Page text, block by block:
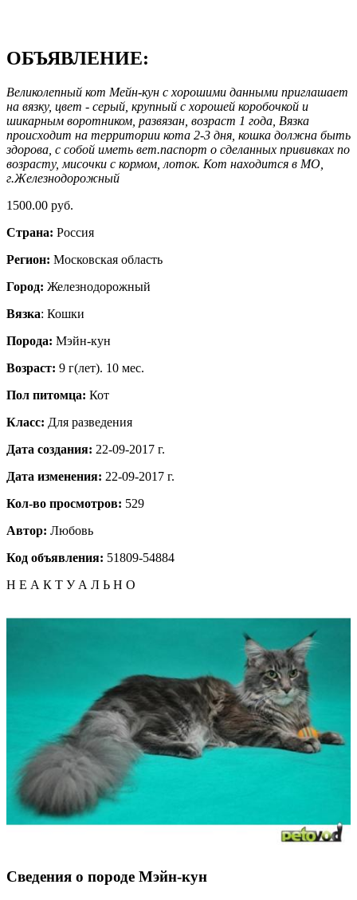
ОБЪЯВЛЕНИЕ:
Великолепный кот Мейн-кун с хорошими данными приглашает
на вязку, цвет - серый, крупный с хорошей коробочкой и
шикарным воротником, развязан, возраст 1 года, Вязка
происходит на территории кота 2-3 дня, кошка должна быть
здорова, с собой иметь вет.паспорт о сделанных прививках по
возрасту, мисочки с кормом, лоток. Кот находится в МО,
г.Железнодорожный
1500.00 руб.
Страна: Россия
Регион: Московская область
Город: Железнодорожный
Вязка: Кошки
Порода: Мэйн-кун
Возраст: 9 г(лет). 10 мес.
Пол питомца: Кот
Класс: Для разведения
Дата создания: 22-09-2017 г.
Дата изменения: 22-09-2017 г.
Кол-во просмотров: 529
Автор: Любовь
Код объявления: 51809-54884
Н Е А К Т У А Л Ь Н О
Сведения о породе Мэйн-кун